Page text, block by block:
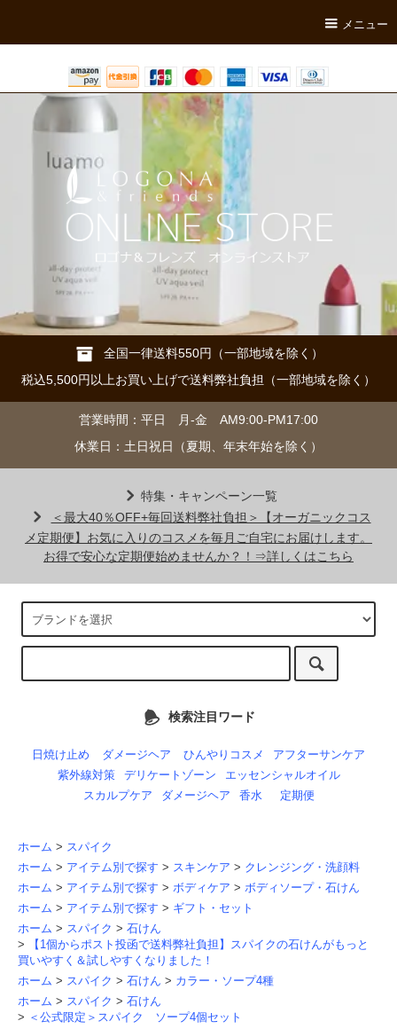
メニュー
全国一律送料550円（一部地域を除く）
税込5,500円以上お買い上げで送料弊社負担（一部地域を除く）
営業時間：平日 月-金 AM9:00-PM17:00
休業日：土日祝日（夏期、年末年始を除く）
特集・キャンペーン一覧
＜最大40％OFF+毎回送料弊社負担＞【オーガニックコス
メ定期便】お気に入りのコスメを毎月ご自宅にお届けします。
お得で安心な定期便始めませんか？！⇒詳しくはこちら
検索注目ワード
日焼け止め ダメージヘア ひんやりコスメ
アフターサンケア
紫外線対策
デリケートゾーン
エッセンシャルオイル
スカルプケア
ダメージヘア 香水 定期便
ホーム > スパイク
ホーム > アイテム別で探す > スキンケア > クレンジング・洗顔料
ホーム > アイテム別で探す > ボディケア > ボディソープ・石けん
ホーム > アイテム別で探す > ギフト・セット
ホーム > スパイク > 石けん
>
【1個からポスト投函で送料弊社負担】スパイクの石けんがもっと
買いやすく＆試しやすくなりました！
ホーム > スパイク > 石けん > カラー・ソープ4種
ホーム > スパイク > 石けん
> ＜公式限定＞スパイク ソープ4個セット